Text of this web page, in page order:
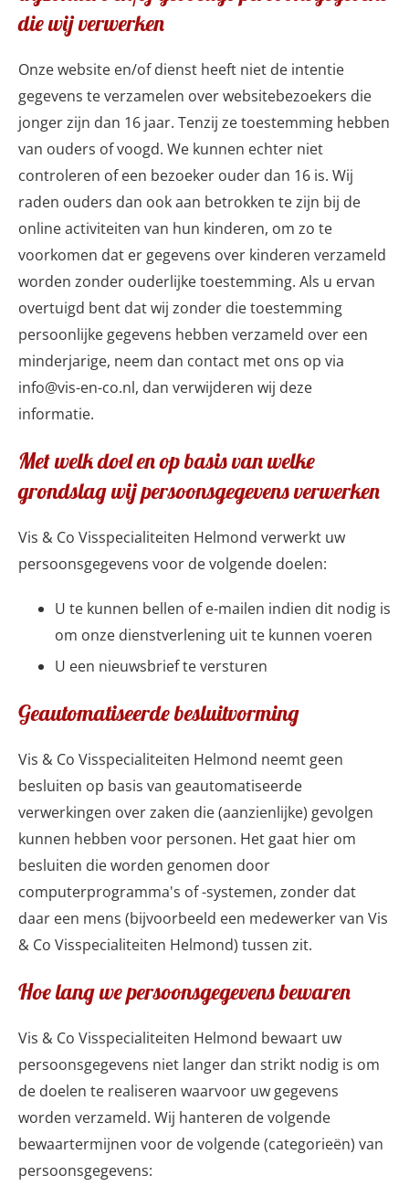
die wij verwerken
Onze website en/of dienst heeft niet de intentie
gegevens te verzamelen over websitebezoekers die
jonger zijn dan 16 jaar. Tenzij ze toestemming hebben
van ouders of voogd. We kunnen echter niet
controleren of een bezoeker ouder dan 16 is. Wij
raden ouders dan ook aan betrokken te zijn bij de
online activiteiten van hun kinderen, om zo te
voorkomen dat er gegevens over kinderen verzameld
worden zonder ouderlijke toestemming. Als u ervan
overtuigd bent dat wij zonder die toestemming
persoonlijke gegevens hebben verzameld over een
minderjarige, neem dan contact met ons op via
info@vis-en-co.nl, dan verwijderen wij deze
informatie.
Met welk doel en op basis van welke
grondslag wij persoonsgegevens verwerken
Vis & Co Visspecialiteiten Helmond verwerkt uw
persoonsgegevens voor de volgende doelen:
U te kunnen bellen of e-mailen indien dit nodig is
om onze dienstverlening uit te kunnen voeren
U een nieuwsbrief te versturen
Geautomatiseerde besluitvorming
Vis & Co Visspecialiteiten Helmond neemt geen
besluiten op basis van geautomatiseerde
verwerkingen over zaken die (aanzienlijke) gevolgen
kunnen hebben voor personen. Het gaat hier om
besluiten die worden genomen door
computerprogramma's of -systemen, zonder dat
daar een mens (bijvoorbeeld een medewerker van Vis
& Co Visspecialiteiten Helmond) tussen zit.
Hoe lang we persoonsgegevens bewaren
Vis & Co Visspecialiteiten Helmond bewaart uw
persoonsgegevens niet langer dan strikt nodig is om
de doelen te realiseren waarvoor uw gegevens
worden verzameld. Wij hanteren de volgende
bewaartermijnen voor de volgende (categorieën) van
persoonsgegevens: